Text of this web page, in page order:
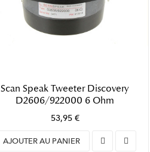
Scan Speak Tweeter Discovery
D2606/922000 6 Ohm
53,95 €
AJOUTER AU PANIER